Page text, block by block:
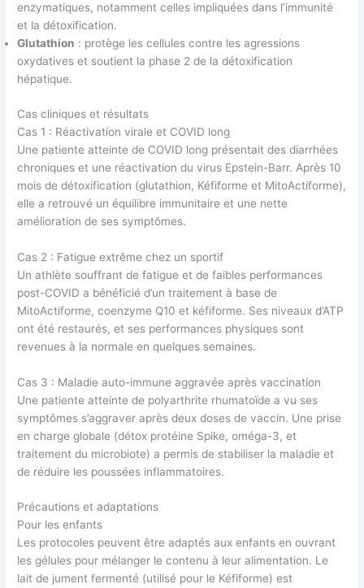
enzymatiques, notamment celles impliquées dans l’immunité
et la détoxification.
Glutathion : protège les cellules contre les agressions
oxydatives et soutient la phase 2 de la détoxification
hépatique.
Cas cliniques et résultats
Cas 1 : Réactivation virale et COVID long
Une patiente atteinte de COVID long présentait des diarrhées
chroniques et une réactivation du virus Epstein-Barr. Après 10
mois de détoxification (glutathion, Kéfiforme et MitoActiforme),
elle a retrouvé un équilibre immunitaire et une nette
amélioration de ses symptômes.
Cas 2 : Fatigue extrême chez un sportif
Un athlète souffrant de fatigue et de faibles performances
post-COVID a bénéficié d’un traitement à base de
MitoActiforme, coenzyme Q10 et kéfiforme. Ses niveaux d’ATP
ont été restaurés, et ses performances physiques sont
revenues à la normale en quelques semaines.
Cas 3 : Maladie auto-immune aggravée après vaccination
Une patiente atteinte de polyarthrite rhumatoïde a vu ses
symptômes s’aggraver après deux doses de vaccin. Une prise
en charge globale (détox protéine Spike, oméga-3, et
traitement du microbiote) a permis de stabiliser la maladie et
de réduire les poussées inflammatoires.
Précautions et adaptations
Pour les enfants
Les protocoles peuvent être adaptés aux enfants en ouvrant
les gélules pour mélanger le contenu à leur alimentation. Le
lait de jument fermenté (utilisé pour le Kéfiforme) est